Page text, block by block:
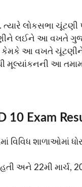
લોકસભા ચૂંટણી
ચૂંટણીને લઈને આ વખતે
કેમકે આ વખતે ચૂંટણીને
આ તમામ
10 Exam
વિવિધ શાળાઓમાં
અને 22મી માર્ચ,